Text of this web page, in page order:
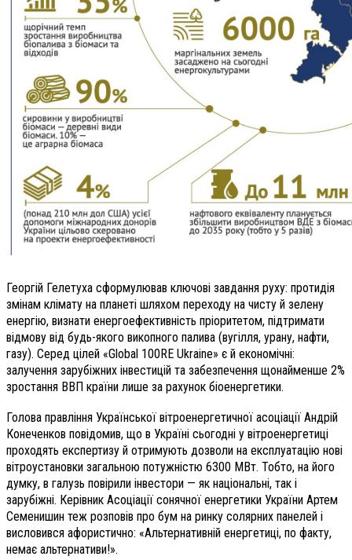
Георгій Гелетуха сформулював ключові завдання руху: протидія
змінам клімату на планеті шляхом переходу на чисту й зелену
енергію, визнати енергоефективність пріоритетом, підтримати
відмову від будь-якого викопного палива (вугілля, урану, нафти,
газу). Серед цілей «Global 100RE Ukraine» є й економічні:
залучення зарубіжних інвестицій та забезпечення щонайменше 2%
зростання ВВП країни лише за рахунок біоенергетики.
Голова правління Української вітроенергетичної асоціації Андрій
Конеченков повідомив, що в Україні сьогодні у вітроенергетиці
проходять експертизу й отримують дозволи на експлуатацію нові
вітроустановки загальною потужністю 6300 МВт. Тобто, на його
думку, в галузь повірили інвестори — як національні, так і
зарубіжні. Керівник Асоціації сонячної енергетики України Артем
Семенишин теж розповів про бум на ринку солярних панелей і
висловився афористично: «Альтернативній енергетиці, по факту,
немає альтернативи!».